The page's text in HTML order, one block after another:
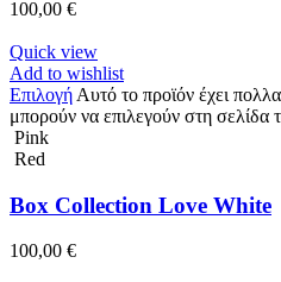
100,00 €
Quick view
Add to wishlist
Επιλογή Αυτό το προϊόν έχει
μπορούν να επιλεγούν στη σελίδα
Pink
Red
Box Collection Love White
100,00 €